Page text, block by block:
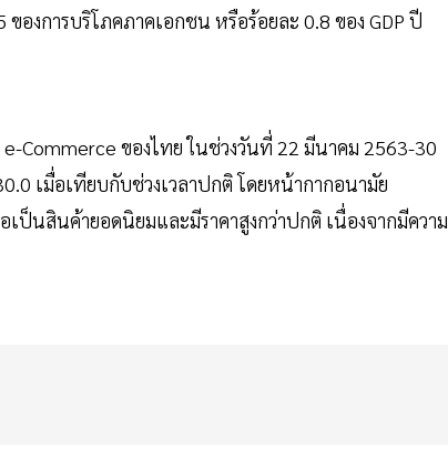
องการบริโภคภาคเอกชน หรือร้อยละ 0.8 ของ GDP ปี
Commerce ของไทย ในช่วงวันที่ 22 มีนาคม 2563-30
เมื่อเทียบกับช่วงเวลาปกติ โดยหน้ากากอนามัย
ป็นสินค้ายอดนิยมและมีราคาสูงกว่าปกติ เนื่องจากมีความ